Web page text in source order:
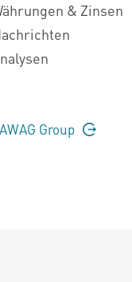
& Zinsen
Group